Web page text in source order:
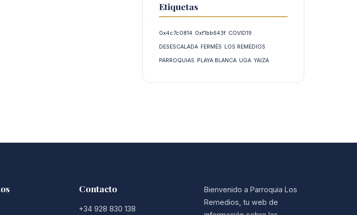
Etiquetas
0x4c7c0814 0xf1bb643f COVID19
DESESCALADA FERMÉS LOS REMEDIOS
PARROQUIAS PLAYA BLANCA UGA YAIZA
Contacto
+34 928 830 138
Bienvenido a Parroquia Los
Remedios, tu web de